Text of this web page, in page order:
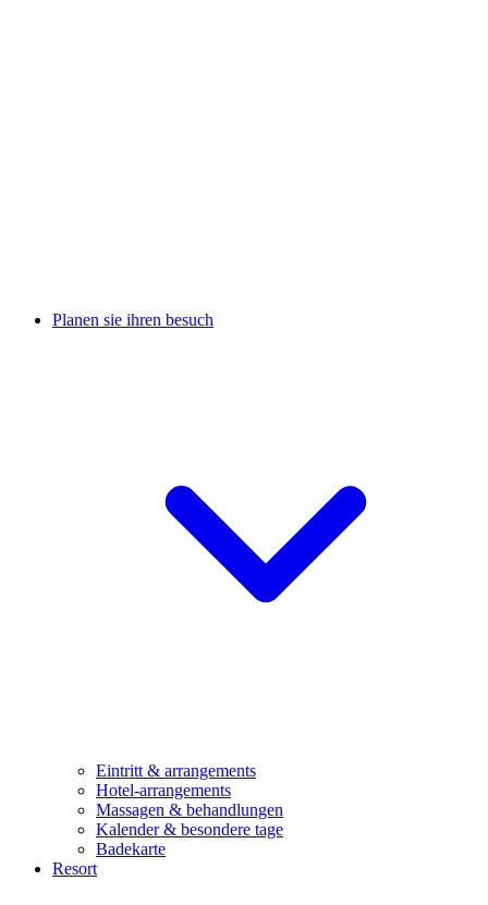
Planen sie ihren besuch
Eintritt & arrangements
Hotel-arrangements
Massagen & behandlungen
Kalender & besondere tage
Badekarte
Resort